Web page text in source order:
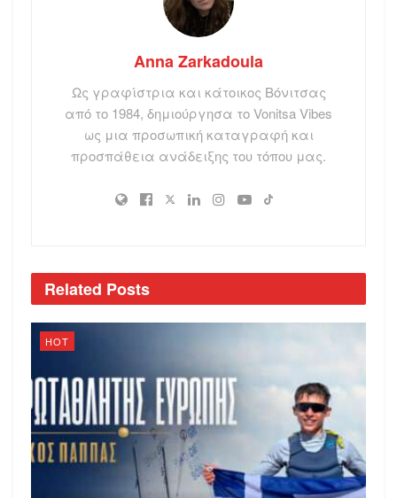
Anna Zarkadoula
Ως γραφίστρια και κάτοικος Βόνιτσας
από το 1984, δημιούργησα το Vonitsa Vibes
ως μια προσωπική καταγραφή και
προσπάθεια ανάδειξης του τόπου μας.
Related Posts
HOT